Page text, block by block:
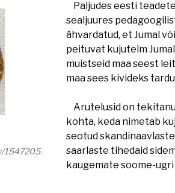
1547205.
Paljudes eesti
sealjuures
ähvardatud, et Jumal
peituvat kujutelm
muistseid maa seest
maa sees kivideks
Arutelusid on
kohta, keda nimetab
seotud
saarlaste tihedaid
kaugemate soome-